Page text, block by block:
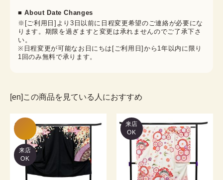
■ About Date Changes
※[ご利用日]より3日以前に日程変更希望のご連絡が必要にな
ります。期限を過ぎますと変更は承れませんのでご了承下さ
い。
※日程変更が可能なお日にちは[ご利用日]から1年以内に限り
1回のみ無料で承ります。
[en]この商品を見ている人におすすめ
来店
OK
来店
OK